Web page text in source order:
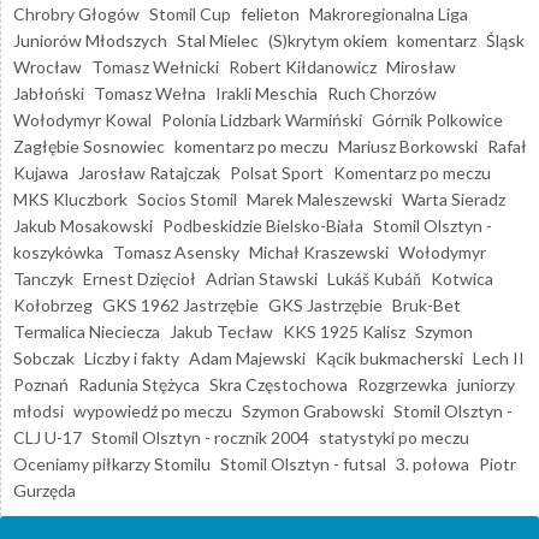
Chrobry Głogów Stomil Cup felieton Makroregionalna Liga
Juniorów Młodszych Stal Mielec (S)krytym okiem komentarz Śląsk
Wrocław Tomasz Wełnicki Robert Kiłdanowicz Mirosław
Jabłoński Tomasz Wełna Irakli Meschia Ruch Chorzów
Wołodymyr Kowal Polonia Lidzbark Warmiński Górnik Polkowice
Zagłębie Sosnowiec komentarz po meczu Mariusz Borkowski Rafał
Kujawa
Jarosław Ratajczak Polsat Sport Komentarz po meczu
MKS Kluczbork Socios Stomil Marek Maleszewski Warta Sieradz
Jakub Mosakowski Podbeskidzie Bielsko-Biała Stomil Olsztyn -
koszykówka Tomasz Asensky Michał Kraszewski Wołodymyr
Tanczyk Ernest Dzięcioł Adrian Stawski Lukáš Kubáň Kotwica
Kołobrzeg GKS 1962 Jastrzębie GKS Jastrzębie Bruk-Bet
Termalica Nieciecza
Jakub Tecław KKS 1925 Kalisz Szymon
Sobczak Liczby i fakty Adam Majewski Kącik bukmacherski Lech II
Poznań Radunia Stężyca Skra Częstochowa Rozgrzewka juniorzy
młodsi wypowiedź po meczu Szymon Grabowski Stomil Olsztyn -
CLJ U-17 Stomil Olsztyn - rocznik 2004 statystyki po meczu
Oceniamy piłkarzy Stomilu Stomil Olsztyn - futsal 3. połowa Piotr
Gurzęda